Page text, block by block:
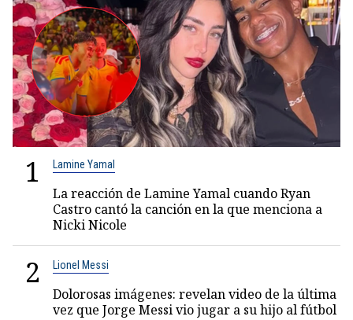
1 Lamine Yamal
La reacción de Lamine Yamal cuando Ryan
Castro cantó la canción en la que menciona a
Nicki Nicole
2 Lionel Messi
Dolorosas imágenes: revelan video de la última
vez que Jorge Messi vio jugar a su hijo al fútbol